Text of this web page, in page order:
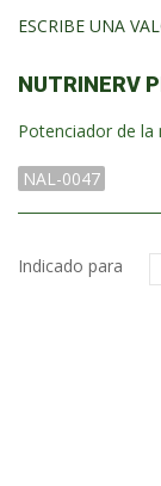
ESCRIBE UNA
NUTRINERV
Potenciador de
NAL-0047
Indicado para